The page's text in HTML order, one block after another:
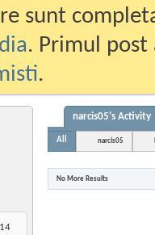
sunt
. Primul
.
narcis05's Activity
All narcis05
No More Results